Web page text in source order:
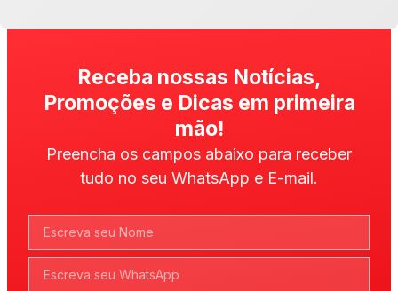
Receba nossas Notícias,
Promoções e Dicas em primeira
mão!
Preencha os campos abaixo para receber
tudo no seu WhatsApp e E-mail.